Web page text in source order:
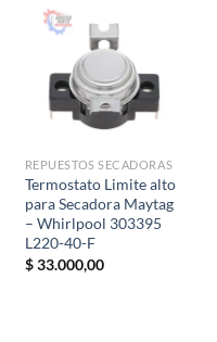
REPUESTOS SECADORAS
Termostato Limite alto
para Secadora Maytag
– Whirlpool 303395
L220-40-F
$33.000,00